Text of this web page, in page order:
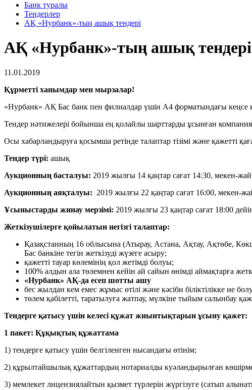
Банк туралы
Тендерлер
АҚ «Нурбанк»-тың ашық тендері
АҚ «Нурбанк»-тың ашық тендері
11.01.2019
Құрметті ханымдар мен мырзалар!
«Нурбанк» АҚ Бас банк пен филиалдар үшін А4 форматындағы кеңсе
Тендер нәтижелері бойынша ең қолайлы шарттарды ұсынған
Осы хабарландыруға қосымша ретінде талаптар тізімі және қажетті
Тендер түрі: ашық
Аукционның басталуы: 2019 жылғы 14 қаңтар сағат 14:30, мекен-
Аукционның аяқталуы: 2019 жылғы 22 қаңтар сағат 16:00, мекен-
Ұсыныстарды жинау мерзімі: 2019 жылғы 23 қаңтар сағат 18:00
Жеткізушілерге қойылатын негізгі талаптар:
Қазақстанның 16 облысына (Атырау, Астана, Ақтау, Ақтөбе,
Бас банкіне тегін жеткізуді жүзеге асыру;
қажетті тауар көлемінің қол жетімді болуы;
100% алдын ала төлемнен кейін ай сайын өнімді аймақтарға
«Нурбанк» АҚ-да есеп шотты ашу
бес жылдан кем емес жұмыс өтілі және кәсіби біліктілікке ие
төлем қабілетті, таратылуға жатпау, мүлкіне тыйым салынбау
Тендерге қатысу үшін келесі құжат жиынтықтарын ұсыну қажет:
1 пакет: Құқықтық құжаттама
1) тендерге қатысу үшін белгіленген нысандағы өтінім;
2) құрылтайшылық құжаттардың нотариалды куәландырылған
3) мемлекет лицензиялайтын қызмет түрлерін жүргізуге (сатып